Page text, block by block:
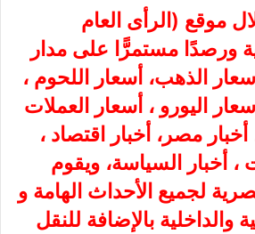
موقع ( الرأى العام
ورصدًا مستمرًّا على مدار
لـ أسعار الذهب، أسعار اللحوم ،
اليورو ، أسعار العملات
أخبار مصر، أخبار اقتصاد ،
، أخبار السياسة، ويقوم
لجميع الأحداث الهامة و
والداخلية بالإضافة للنقل